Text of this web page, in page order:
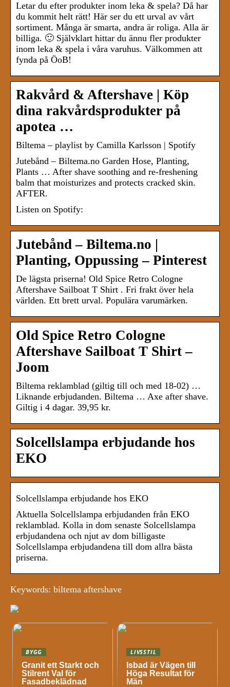
Letar du efter produkter inom leka & spela? Då har
du kommit helt rätt! Här ser du ett urval av vårt
sortiment. Många är smarta, andra är roliga. Alla är
billiga. 🙂 Självklart hittar du ännu fler produkter
inom leka & spela i våra varuhus. Välkommen att
fynda på ÖoB!
Rakvård & Aftershave | Köp
dina rakvårdsprodukter på
apotea …
Biltema – playlist by Camilla Karlsson | Spotify
Jutebånd – Biltema.no Garden Hose, Planting,
Plants … After shave soothing and re-freshening
balm that moisturizes and protects cracked skin.
AFTER.
Listen on Spotify:
Jutebånd – Biltema.no |
Planting, Oppussing – Pinterest
De lägsta priserna! Old Spice Retro Cologne
Aftershave Sailboat T Shirt . Fri frakt över hela
världen. Ett brett urval. Populära varumärken.
Old Spice Retro Cologne
Aftershave Sailboat T Shirt –
Joom
Biltema reklamblad (giltig till och med 18-02) …
Liknande erbjudanden. Biltema … Axe after shave.
Giltig i 4 dagar. 39,95 kr.
Solcellslampa erbjudande hos
EKO
Solcellslampa erbjudande hos EKO
Aktuella Solcellslampa erbjudanden från EKO
reklamblad. Kolla in dom senaste Solcellslampa
erbjudandena och njut av dom billigaste
Solcellslampa erbjudandena till dom allra bästa
priserna.
Keywords: biltema aftershave
BYGG
Granit ett Starkt och
Stilrent Val för
Fasadbeklädnad
LIVSSTIL
Isbad är Vägen till
Höga Resultat för
Män